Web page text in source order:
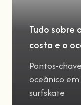
Tudo sobre
costa e o
Pontos-
oceânico
surfskate